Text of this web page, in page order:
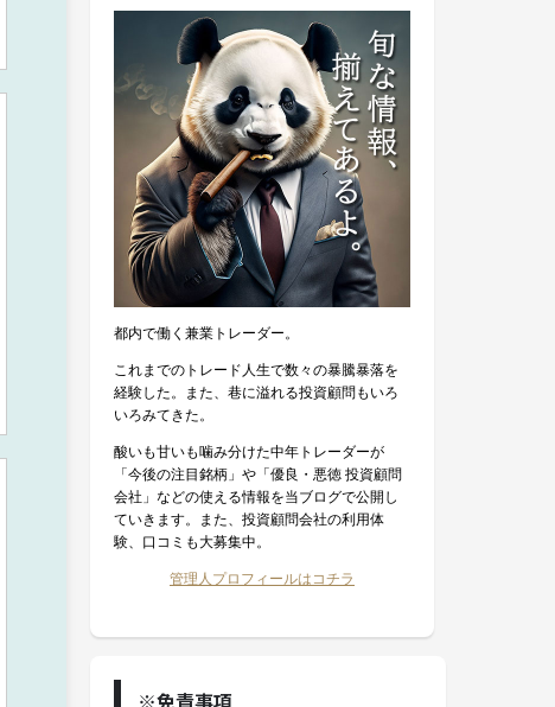
都内で働く兼業トレーダー。
これまでのトレード人生で数々の暴騰暴落を
経験した。また、巷に溢れる投資顧問もいろ
いろみてきた。
酸いも甘いも噛み分けた中年トレーダーが
「今後の注目銘柄」や「優良・悪徳 投資顧問
会社」などの使える情報を当ブログで公開し
ていきます。また、投資顧問会社の利用体
験、口コミも大募集中。
管理人プロフィールはコチラ
※免責事項